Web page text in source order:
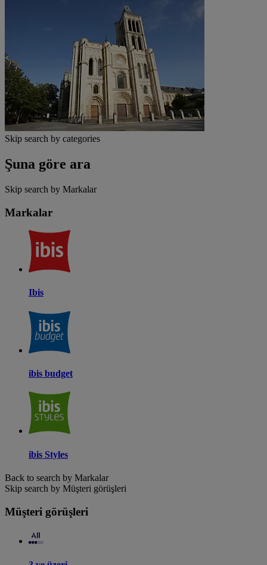
Skip search by categories
Şuna göre ara
Skip search by Markalar
Markalar
Ibis
ibis budget
ibis Styles
Back to search by Markalar
Skip search by Müşteri görüşleri
Müşteri görüşleri